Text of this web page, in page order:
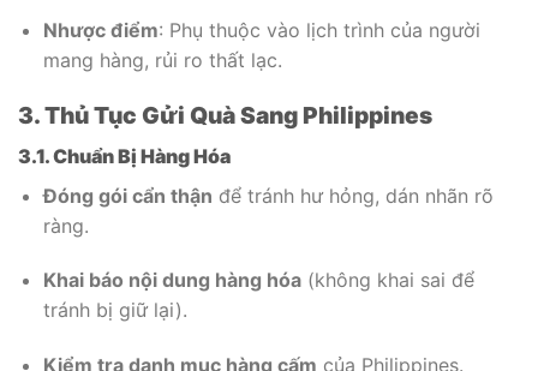
Nhược điểm: Phụ thuộc vào lịch trình của người
mang hàng, rủi ro thất lạc.
3. Thủ Tục Gửi Quà Sang Philippines
3.1. Chuẩn Bị Hàng Hóa
Đóng gói cẩn thận để tránh hư hỏng, dán nhãn rõ
ràng.
Khai báo nội dung hàng hóa(không khai sai để
tránh bị giữ lại).
Kiểm tra danh mục hàng cấm của Philippines.